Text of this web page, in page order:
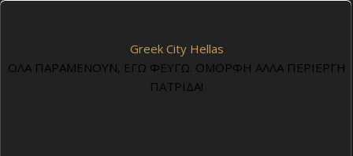
Greek City Hellas
ΟΛΑ ΠΑΡΑΜΕΝΟΥΝ, ΕΓΩ ΦΕΥΓΩ. ΟΜΟΡΦΗ ΑΛΛΑ ΠΕΡΙΕΡΓΗ
ΠΑΤΡΙΔΑ!